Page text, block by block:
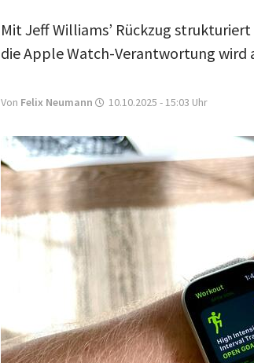
Mit Jeff Williams’ Rückzug
die Apple Watch-Verantwortung wird
Von Felix Neumann 10.10.2025 - 15:03 Uhr